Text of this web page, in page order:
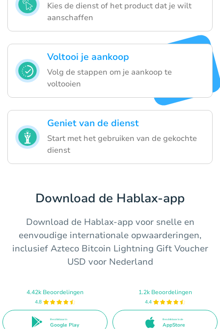
Kies de dienst of het product dat je wilt
aanschaffen
Voltooi je aankoop
Volg de stappen om je aankoop te
voltooien
Geniet van de dienst
Start met het gebruiken van de gekochte
dienst
Download de Hablax-app
Download de Hablax-app voor snelle en
eenvoudige internationale opwaarderingen,
inclusief Azteco Bitcoin Lightning Gift Voucher
USD voor Nederland
4.42k Beoordelingen
4.8
Beschikbaar in
Google Play
1.2k Beoordelingen
4.4
Beschikbaar in de
AppStore